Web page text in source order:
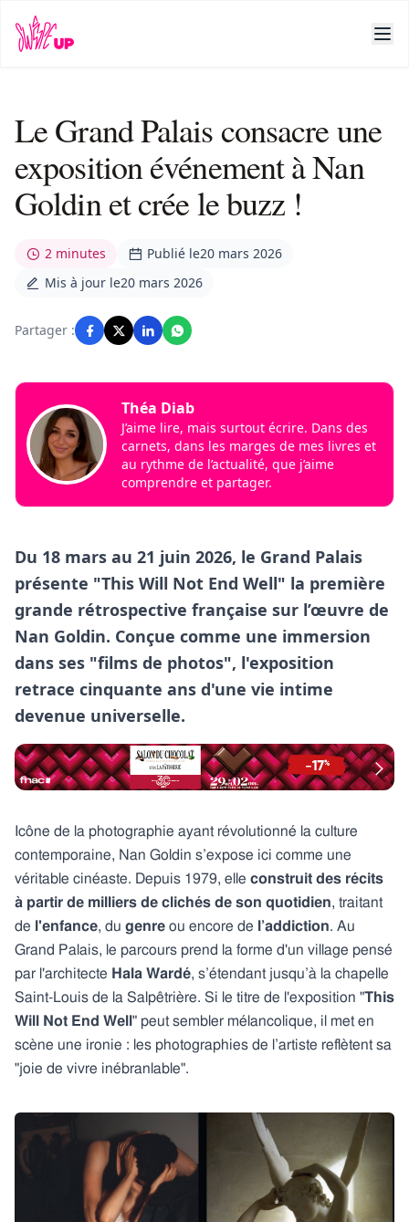
Le Grand Palais consacre une
exposition événement à Nan
Goldin et crée le buzz !
2 minutes Publié le20 mars 2026
Mis à jour le20 mars 2026
Partager :
Théa Diab
J’aime lire, mais surtout écrire. Dans des
carnets, dans les marges de mes livres et
au rythme de l’actualité, que j’aime
comprendre et partager.
Du 18 mars au 21 juin 2026, le Grand Palais
présente "This Will Not End Well" la première
grande rétrospective française sur l’œuvre de
Nan Goldin. Conçue comme une immersion
dans ses "films de photos", l'exposition
retrace cinquante ans d'une vie intime
devenue universelle.
Icône de la photographie ayant révolutionné la culture
contemporaine, Nan Goldin s’expose ici comme une
véritable cinéaste. Depuis 1979, elle construit des récits
à partir de milliers de clichés de son quotidien, traitant
de
l'enfance, du genre ou encore de l’addiction. Au
Grand Palais, le parcours prend la forme d'un village pensé
par l'architecte Hala Wardé, s’étendant jusqu’à la chapelle
Saint-Louis de la Salpêtrière. Si le titre de l'exposition "This
Will Not End Well " peut sembler mélancolique, il met en
scène une ironie : les photographies de l’artiste reflètent sa
"joie de vivre inébranlable".